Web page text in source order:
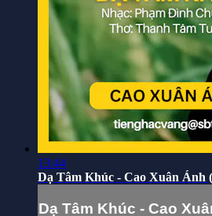
13:44
Dạ Tâm Khúc - Cao Xuân Ánh
Dạ Tâm Khúc - Cao